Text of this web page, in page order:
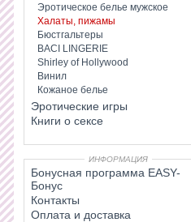
Эротическое белье мужское
Халаты, пижамы
Бюстгальтеры
BACI LINGERIE
Shirley of Hollywood
Винил
Кожаное белье
Эротические игры
Книги о сексе
ИНФОРМАЦИЯ
Бонусная программа EASY-
Бонус
Контакты
Оплата и доставка